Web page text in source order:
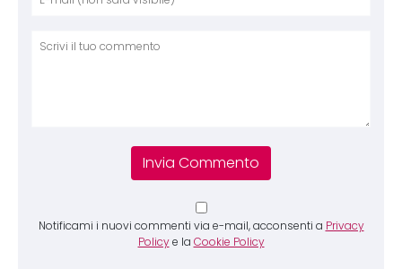
Notificami i nuovi commenti via e-mail, acconsenti a Privacy
Policy e la Cookie Policy